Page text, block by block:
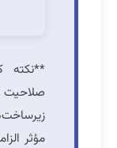
صلاحیت